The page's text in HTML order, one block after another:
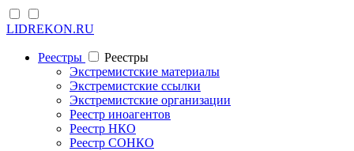
LIDREKON.RU
Реестры
Реестры
Экстремистские материалы
Экстремистские ссылки
Экстремистские организации
Реестр иноагентов
Реестр НКО
Реестр СОНКО